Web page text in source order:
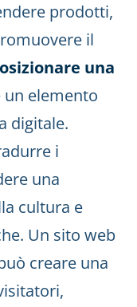
prodotti,
il
una
un elemento
digitale.
i
una
cultura e
Un sito web
creare una